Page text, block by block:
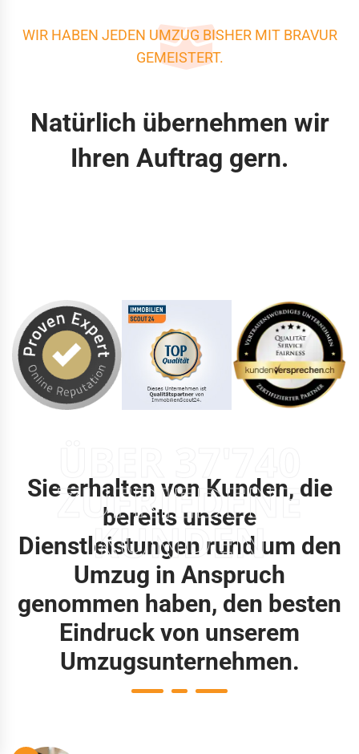
WIR HABEN JEDEN UMZUG BISHER MIT BRAVUR
GEMEISTERT.
Natürlich übernehmen wir
Ihren Auftrag gern.
ZUFRIEDENE
KUNDEN
Sie erhalten von Kunden, die
bereits unsere
Dienstleistungen rund um den
Umzug in Anspruch
genommen haben, den besten
Eindruck von unserem
Umzugsunternehmen.